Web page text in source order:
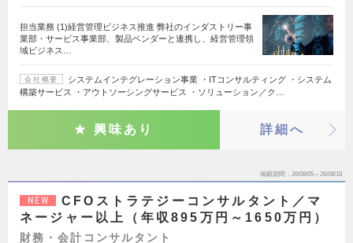
担当業務 (1)経営管理ビジネス推進 弊社のインダストリー事
業部・サービス事業部、製品ベンダーと連携し、経営管理領
域ビジネス…
会社概要
システムインテグレーション事業 ・ITコンサルティング ・システム
構築サービス ・アウトソーシングサービス ・ソリューション／ク…
興味あり 詳細へ
掲載期間 26/08/05～26/08/18
NEW
CFOストラテジーコンサルタント／マ
ネージャー以上（年収895万円～1650万円）
財務・会計コンサルタント